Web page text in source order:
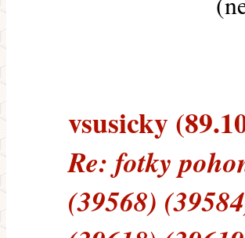
vsusicky
Re: fotky
(39568)